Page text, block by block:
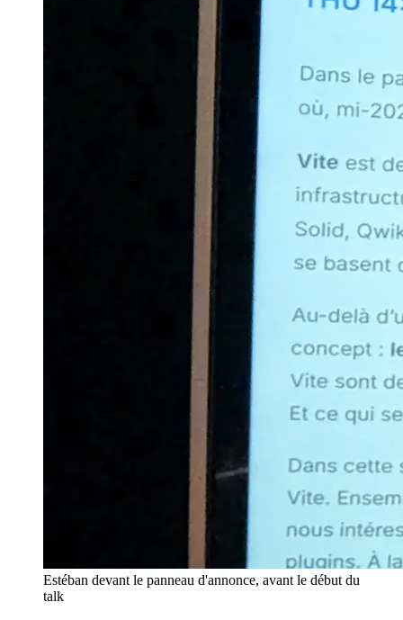
Estéban devant le panneau d'annonce, avant le début du
talk